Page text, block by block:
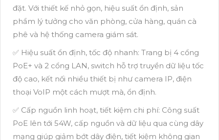
đặt. Với thiết kế nhỏ gọn, hiệu suất ổn định, sản
phẩm lý tưởng cho văn phòng, cửa hàng, quán cà
phê và hệ thống camera giám sát.
✅ Hiệu suất ổn định, tốc độ nhanh: Trang bị 4 cổng
PoE+ và 2 cổng LAN, switch hỗ trợ truyền dữ liệu tốc
độ cao, kết nối nhiều thiết bị như camera IP, điện
thoại VoIP một cách mượt mà, ổn định.
✅ Cấp nguồn linh hoạt, tiết kiệm chi phí: Công suất
PoE lên tới 54W, cấp nguồn và dữ liệu qua cùng dây
mạng giúp giảm bớt dây điện, tiết kiệm không gian